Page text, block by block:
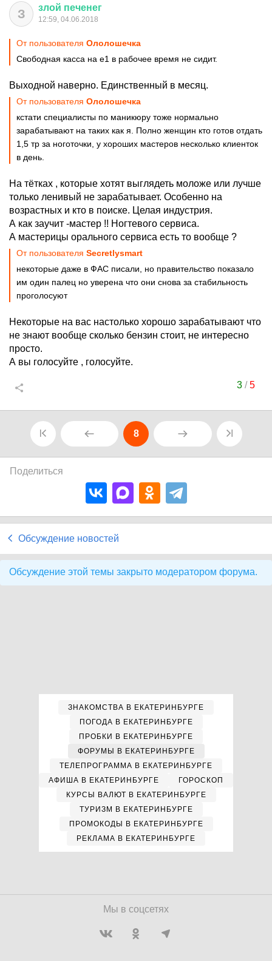
З злой печенег
12:59, 04.06.2018
От пользователя Ололошечка
Свободная касса на е1 в рабочее время не сидит.
Выходной наверно. Единственный в месяц.
От пользователя Ололошечка
кстати специалисты по маникюру тоже нормально
зарабатывают на таких как я. Полно женщин кто готов отдать
1,5 тр за ноготочки, у хороших мастеров несколько клиенток
в день.
На тётках , которые хотят выглядеть моложе или лучше
только ленивый не зарабатывает. Особенно на
возрастных и кто в поиске. Целая индустрия.
А как заучит -мастер !! Ногтевого сервиса.
А мастерицы орального сервиса есть то вообще ?
От пользователя Secretlysmart
некоторые даже в ФАС писали, но правительство показало
им один палец но уверена что они снова за стабильность
проголосуют
Некоторые на вас настолько хорошо зарабатывают что
не знают вообще сколько бензин стоит, не интересно
просто.
А вы голосуйте , голосуйте.
3/5
8
Поделиться
Обсуждение новостей
Обсуждение этой темы закрыто модератором форума.
ЗНАКОМСТВА В ЕКАТЕРИНБУРГЕ
ПОГОДА В ЕКАТЕРИНБУРГЕ
ПРОБКИ В ЕКАТЕРИНБУРГЕ
ФОРУМЫ В ЕКАТЕРИНБУРГЕ
ТЕЛЕПРОГРАММА В ЕКАТЕРИНБУРГЕ
АФИША В ЕКАТЕРИНБУРГЕ
ГОРОСКОП
КУРСЫ ВАЛЮТ В ЕКАТЕРИНБУРГЕ
ТУРИЗМ В ЕКАТЕРИНБУРГЕ
ПРОМОКОДЫ В ЕКАТЕРИНБУРГЕ
РЕКЛАМА В ЕКАТЕРИНБУРГЕ
Мы в соцсетях